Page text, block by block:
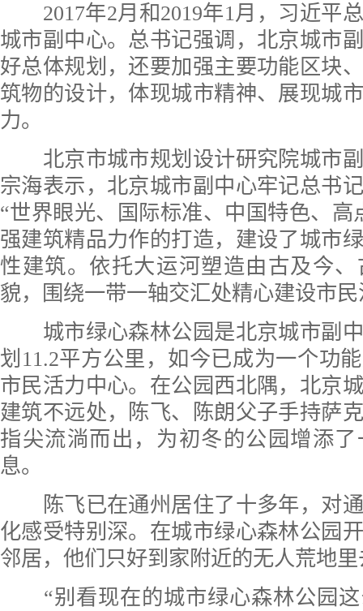
2017年2月和2019年1月，习近平
城市副中心。总书记强调，北京城市
好总体规划，还要加强主要功能区块
筑物的设计，体现城市精神、展现城
力。
北京市城市规划设计研究院城市副
宗海表示，北京城市副中心牢记总书
“世界眼光、国际标准、中国特色、高
强建筑精品力作的打造，建设了城市
性建筑。依托大运河塑造由古及今
貌，围绕一带一轴交汇处精心建设市
城市绿心森林公园是北京城市副中
划11.2平方公里，如今已成为一个功
市民活力中心。在公园西北隅，北京
建筑不远处，陈飞、陈朗父子手持萨
指尖流淌而出，为初冬的公园增添
息。
陈飞已在通州居住了十多年，对通
化感受特别深。在城市绿心森林公园
邻居，他们只好到家附近的无人荒地
“别看现在的城市绿心森林公园这